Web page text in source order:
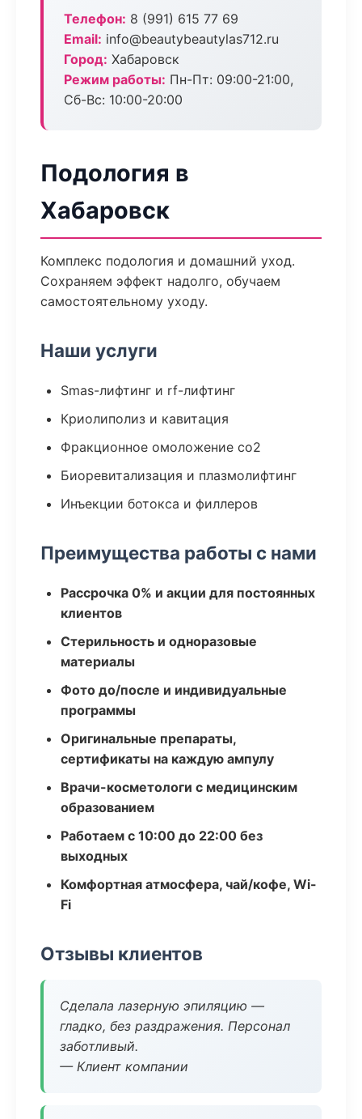
Телефон: 8 (991) 615 77 69
Email: info@beautybeautylas712.ru
Город: Хабаровск
Режим работы: Пн-Пт: 09:00-21:00,
Сб-Вс: 10:00-20:00
Подология в
Хабаровск
Комплекс подология и домашний уход.
Сохраняем эффект надолго, обучаем
самостоятельному уходу.
Наши услуги
Smas-лифтинг и rf-лифтинг
Криолиполиз и кавитация
Фракционное омоложение co2
Биоревитализация и плазмолифтинг
Инъекции ботокса и филлеров
Преимущества работы с нами
Рассрочка 0% и акции для постоянных
клиентов
Стерильность и одноразовые
материалы
Фото до/после и индивидуальные
программы
Оригинальные препараты,
сертификаты на каждую ампулу
Врачи-косметологи с медицинским
образованием
Работаем с 10:00 до 22:00 без
выходных
Комфортная атмосфера, чай/кофе, Wi-
Fi
Отзывы клиентов
Сделала лазерную эпиляцию —
гладко, без раздражения. Персонал
заботливый.
— Клиент компании